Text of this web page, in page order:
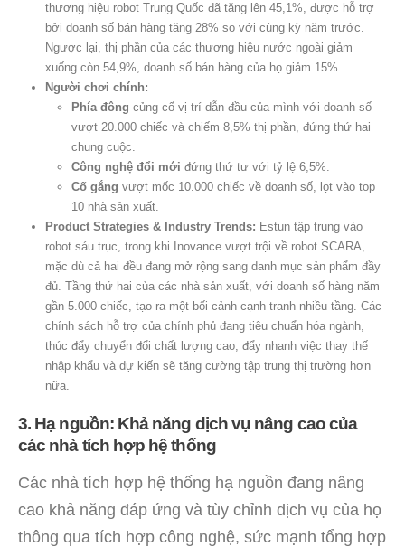
thương hiệu robot Trung Quốc đã tăng lên 45,1%, được hỗ trợ
bởi doanh số bán hàng tăng 28% so với cùng kỳ năm trước.
Ngược lại, thị phần của các thương hiệu nước ngoài giảm
xuống còn 54,9%, doanh số bán hàng của họ giảm 15%.
Người chơi chính:
Phía đông củng cố vị trí dẫn đầu của mình với doanh số
vượt 20.000 chiếc và chiếm 8,5% thị phần, đứng thứ hai
chung cuộc.
Công nghệ đổi mới đứng thứ tư với tỷ lệ 6,5%.
Cố gắng vượt mốc 10.000 chiếc về doanh số, lọt vào top
10 nhà sản xuất.
Product Strategies & Industry Trends: Estun tập trung vào
robot sáu trục, trong khi Inovance vượt trội về robot SCARA,
mặc dù cả hai đều đang mở rộng sang danh mục sản phẩm đầy
đủ. Tầng thứ hai của các nhà sản xuất, với doanh số hàng năm
gần 5.000 chiếc, tạo ra một bối cảnh cạnh tranh nhiều tầng. Các
chính sách hỗ trợ của chính phủ đang tiêu chuẩn hóa ngành,
thúc đẩy chuyển đổi chất lượng cao, đẩy nhanh việc thay thế
nhập khẩu và dự kiến ​​sẽ tăng cường tập trung thị trường hơn
nữa.
3. Hạ nguồn: Khả năng dịch vụ nâng cao của
các nhà tích hợp hệ thống
Các nhà tích hợp hệ thống hạ nguồn đang nâng
cao khả năng đáp ứng và tùy chỉnh dịch vụ của họ
thông qua tích hợp công nghệ, sức mạnh tổng hợp